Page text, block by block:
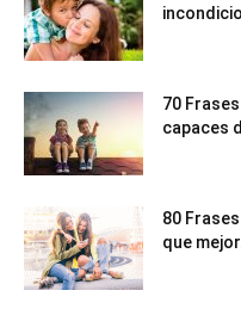
70
capaces
80
que